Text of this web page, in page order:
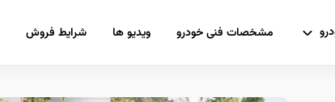
مشخصات فنی خودرو ویدیو ها شرایط فروش